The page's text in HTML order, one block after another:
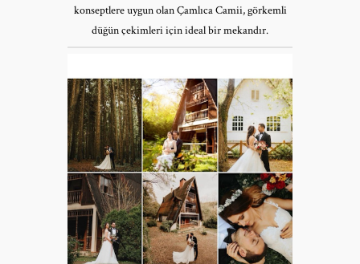
konseptlere uygun olan Çamlıca Camii, görkemli
düğün çekimleri için ideal bir mekandır.